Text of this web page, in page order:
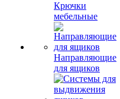
Крючки
мебельные
Направляющие
для ящиков